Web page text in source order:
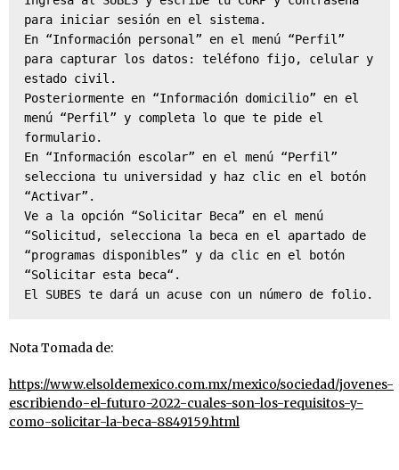
para iniciar sesión en el sistema.
En “Información personal” en el menú “Perfil”
para capturar los datos: teléfono fijo, celular y
estado civil.
Posteriormente en “Información domicilio” en el
menú “Perfil” y completa lo que te pide el
formulario.
En “Información escolar” en el menú “Perfil”
selecciona tu universidad y haz clic en el botón
“Activar”.
Ve a la opción “Solicitar Beca” en el menú
“Solicitud, selecciona la beca en el apartado de
“programas disponibles” y da clic en el botón
“Solicitar esta beca“.
El SUBES te dará un acuse con un número de folio.
Nota Tomada de:
https://www.elsoldemexico.com.mx/mexico/sociedad/jovenes-
escribiendo-el-futuro-2022-cuales-son-los-requisitos-y-
como-solicitar-la-beca-8849159.html